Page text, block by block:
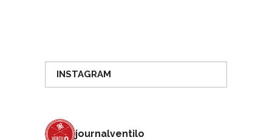
INSTAGRAM
journalventilo